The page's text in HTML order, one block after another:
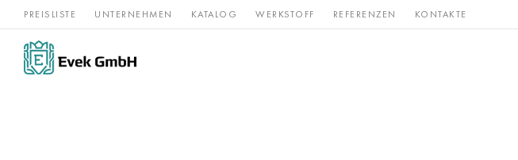
PREISLISTE UNTERNEHMEN KATALOG WERKSTOFF REFERENZEN KONTAKTE
Nickel Rostfreier Seltene Erden &